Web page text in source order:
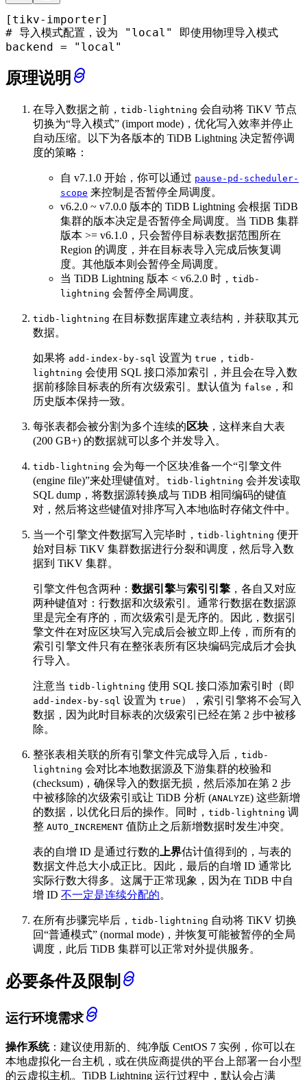
[tikv-importer]
# 导入模式配置，设为 "local" 即使用物理导入模式
backend
= "local"
原理说明
在导入数据之前， tidb-lightning 会自动将 TiKV 节点
切换为“导入模式” (import mode)，优化写入效率并停止
自动压缩。以下为各版本的 TiDB Lightning 决定暂停调
度的策略：
自 v7.1.0 开始，你可以通过 pause-pd-scheduler-
scope 来控制是否暂停全局调度。
v6.2.0 ~ v7.0.0 版本的 TiDB Lightning 会根据 TiDB
集群的版本决定是否暂停全局调度。当 TiDB 集群
版本 >= v6.1.0，只会暂停目标表数据范围所在
Region 的调度，并在目标表导入完成后恢复调
度。其他版本则会暂停全局调度。
当 TiDB Lightning 版本 < v6.2.0 时， tidb-
lightning 会暂停全局调度。
tidb-lightning 在目标数据库建立表结构，并获取其元
数据。
如果将 add-index-by-sql 设置为 true ， tidb-
lightning 会使用 SQL 接口添加索引，并且会在导入数
据前移除目标表的所有次级索引。默认值为 false ，和
历史版本保持一致。
每张表都会被分割为多个连续的 区块 ，这样来自大表
(200 GB+) 的数据就可以多个并发导入。
tidb-lightning 会为每一个区块准备一个“引擎文件
(engine file)”来处理键值对。 tidb-lightning 会并发读取
SQL dump，将数据源转换成与 TiDB 相同编码的键值
对，然后将这些键值对排序写入本地临时存储文件中。
当一个引擎文件数据写入完毕时， tidb-lightning 便开
始对目标 TiKV 集群数据进行分裂和调度，然后导入数
据到 TiKV 集群。
引擎文件包含两种： 数据引擎与索引引擎 ，各自又对应
两种键值对：行数据和次级索引。通常行数据在数据源
里是完全有序的，而次级索引是无序的。因此，数据引
擎文件在对应区块写入完成后会被立即上传，而所有的
索引引擎文件只有在整张表所有区块编码完成后才会执
行导入。
注意当 tidb-lightning 使用 SQL 接口添加索引时（即
add-index-by-sql 设置为 true ），索引引擎将不会写入
数据，因为此时目标表的次级索引已经在第 2 步中被移
除。
整张表相关联的所有引擎文件完成导入后， tidb-
lightning 会对比本地数据源及下游集群的校验和
(checksum)，确保导入的数据无损，然后添加在第 2 步
中被移除的次级索引或让 TiDB 分析 (ANALYZE) 这些新增
的数据，以优化日后的操作。同时， tidb-lightning 调
整 AUTO_INCREMENT 值防止之后新增数据时发生冲突。
表的自增 ID 是通过行数的 上界估计值得到的，与表的
数据文件总大小成正比。因此，最后的自增 ID 通常比
实际行数大得多。这属于正常现象，因为在 TiDB 中自
增 ID 不一定是连续分配的。
在所有步骤完毕后， tidb-lightning 自动将 TiKV 切换
回“普通模式” (normal mode)，并恢复可能被暂停的全局
调度，此后 TiDB 集群可以正常对外提供服务。
必要条件及限制
运行环境需求
操作系统：建议使用新的、纯净版 CentOS 7 实例，你可以在
本地虚拟化一台主机，或在供应商提供的平台上部署一台小型
的云虚拟主机。TiDB Lightning 运行过程中，默认会占满